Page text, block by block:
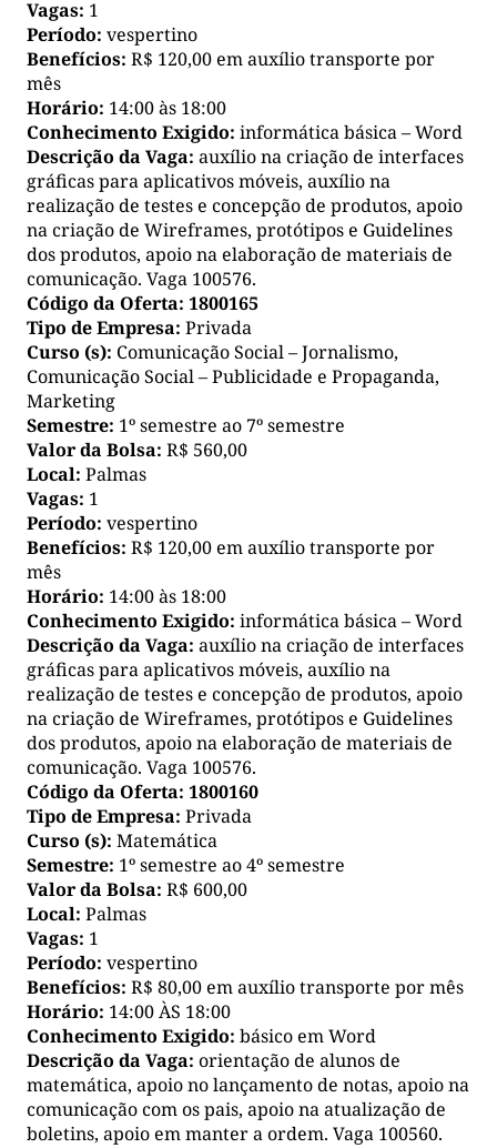
Vagas: 1
Período: vespertino
Benefícios: R$ 120,00 em auxílio transporte por
mês
Horário: 14:00 às 18:00
Conhecimento Exigido: informática básica – Word
Descrição da Vaga: auxílio na criação de interfaces
gráficas para aplicativos móveis, auxílio na
realização de testes e concepção de produtos, apoio
na criação de Wireframes, protótipos e Guidelines
dos produtos, apoio na elaboração de materiais de
comunicação. Vaga 100576.
Código da Oferta: 1800165
Tipo de Empresa: Privada
Curso (s): Comunicação Social – Jornalismo,
Comunicação Social – Publicidade e Propaganda,
Marketing
Semestre: 1º semestre ao 7º semestre
Valor da Bolsa: R$ 560,00
Local: Palmas
Vagas: 1
Período: vespertino
Benefícios: R$ 120,00 em auxílio transporte por
mês
Horário: 14:00 às 18:00
Conhecimento Exigido: informática básica – Word
Descrição da Vaga: auxílio na criação de interfaces
gráficas para aplicativos móveis, auxílio na
realização de testes e concepção de produtos, apoio
na criação de Wireframes, protótipos e Guidelines
dos produtos, apoio na elaboração de materiais de
comunicação. Vaga 100576.
Código da Oferta: 1800160
Tipo de Empresa: Privada
Curso (s): Matemática
Semestre: 1º semestre ao 4º semestre
Valor da Bolsa: R$ 600,00
Local: Palmas
Vagas: 1
Período: vespertino
Benefícios: R$ 80,00 em auxílio transporte por mês
Horário: 14:00 ÀS 18:00
Conhecimento Exigido: básico em Word
Descrição da Vaga: orientação de alunos de
matemática, apoio no lançamento de notas, apoio na
comunicação com os pais, apoio na atualização de
boletins, apoio em manter a ordem. Vaga 100560.